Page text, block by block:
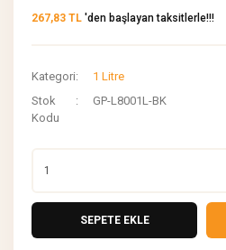
267,83 TL 'den başlayan taksitlerle!!!
Kategori
1 Litre
Stok
Kodu
GP-L8001L-BK
SEPETE EKLE